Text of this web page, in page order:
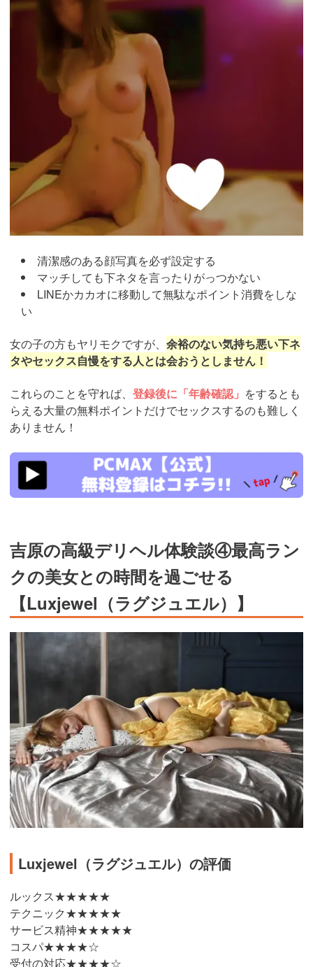
清潔感のある顔写真を必ず設定する
マッチしても下ネタを言ったりがっつかない
LINEかカカオに移動して無駄なポイント消費をしな
い
女の子の方もヤリモクですが、 余裕のない気持ち悪い下ネ
タやセックス自慢をする人とは会おうとしません！
これらのことを守れば、 登録後に「年齢確認」 をするとも
らえる大量の無料ポイントだけでセックスするのも難しく
ありません！
https://pcmax.jp/lp/?
ad_id=rm327007
吉原の高級デリヘル体験談④最高ラン
クの美女との時間を過ごせる
【Luxjewel（ラグジュエル）】
Luxjewel（ラグジュエル）の評価
ルックス★★★★★
テクニック★★★★★
サービス精神★★★★★
コスパ★★★★☆
受付の対応★★★★☆